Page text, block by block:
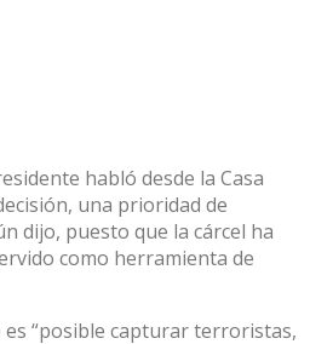
habló desde la Casa
una prioridad de
dijo, puesto que la cárcel ha
como herramienta de
“posible capturar terroristas,